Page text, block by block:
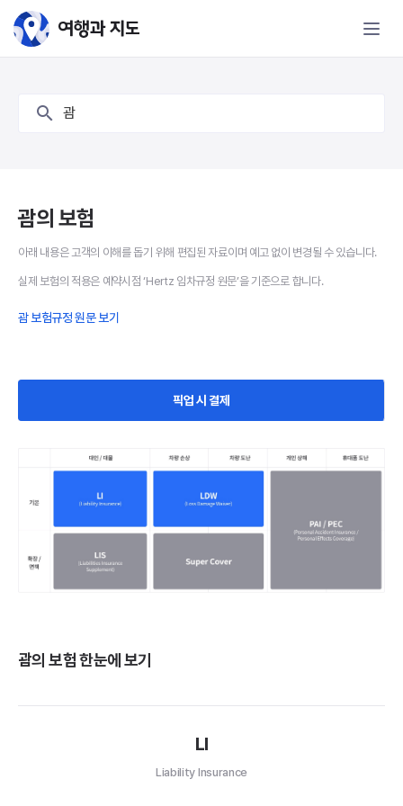
괌 보험 - 여행과 지도
괌
괌의 보험
아래 내용은 고객의 이해를 돕기 위해 편집된 자료이며 예고 없이 변경될 수 있습니다.
실제 보험의 적용은 예약시점 ‘Hertz 임차규정 원문’을 기준으로 합니다.
괌 보험규정 원문 보기
픽업 시 결제
괌의 보험 한눈에 보기
LI
Liability Insurance